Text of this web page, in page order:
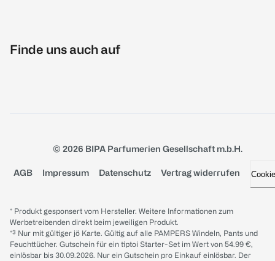
Finde uns auch auf
© 2026 BIPA Parfumerien Gesellschaft m.b.H.
AGB Impressum Datenschutz Vertrag widerrufen
* Produkt gesponsert vom Hersteller. Weitere Informationen zum
Werbetreibenden direkt beim jeweiligen Produkt.
*³ Nur mit gültiger jö Karte. Gültig auf alle PAMPERS Windeln, Pants und
Feuchttücher. Gutschein für ein tiptoi Starter-Set im Wert von 54.99 €,
einlösbar bis 30.09.2026. Nur ein Gutschein pro Einkauf einlösbar. Der